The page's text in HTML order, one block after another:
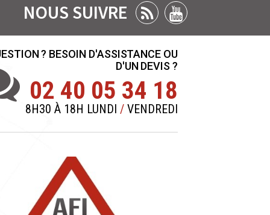
NOUS SUIVRE
? BESOIN D'ASSISTANCE OU
D'UN DEVIS ?
02 40 05 34 18
8H30 À 18H LUNDI / VENDREDI